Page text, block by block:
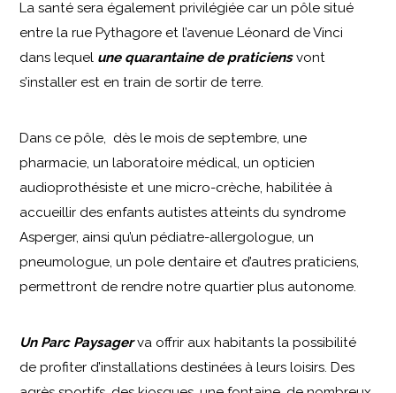
La santé sera également privilégiée car un pôle situé
entre la rue Pythagore et l’avenue Léonard de Vinci
dans lequel une quarantaine de praticiensvont
s’installer est en train de sortir de terre.
Dans ce pôle, dès le mois de septembre, une
pharmacie, un laboratoire médical, un opticien
audioprothésiste et une micro-crèche, habilitée à
accueillir des enfants autistes atteints du syndrome
Asperger, ainsi qu’un pédiatre-allergologue, un
pneumologue, un pole dentaire et d’autres praticiens,
permettront de rendre notre quartier plus autonome.
Un Parc Paysager va offrir aux habitants la possibilité
de profiter d’installations destinées à leurs loisirs. Des